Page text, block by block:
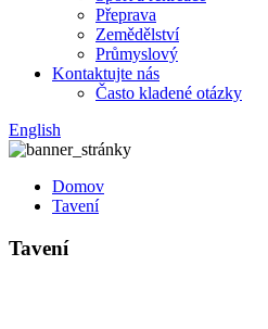
Přeprava
Zemědělství
Průmyslový
Kontaktujte nás
Často kladené otázky
English
Domov
Tavení
Tavení